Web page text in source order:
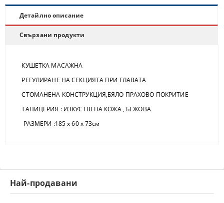
Детайлно описание
Свързани продукти
КУШЕТКА МАСАЖНА
РЕГУЛИРАНЕ НА СЕКЦИЯТА ПРИ ГЛАВАТА
СТОМАНЕНА КОНСТРУКЦИЯ,БЯЛО ПРАХОВО ПОКРИТИЕ
ТАПИЦЕРИЯ : ИЗКУСТВЕНА КОЖА , БЕЖОВА
РАЗМЕРИ :185 х 60 х 73см
Най-продавани